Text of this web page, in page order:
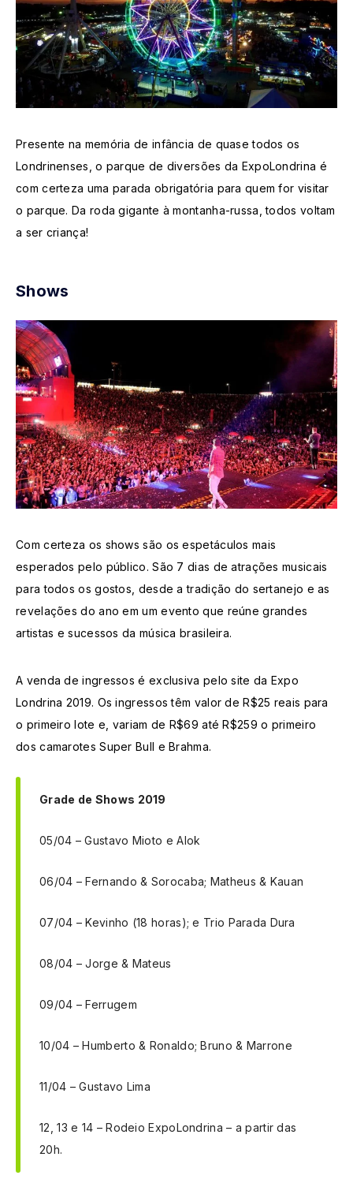
Presente na memória de infância de quase todos os
Londrinenses, o parque de diversões da ExpoLondrina é
com certeza uma parada obrigatória para quem for visitar
o parque. Da roda gigante à montanha-russa, todos voltam
a ser criança!
Shows
Com certeza os shows são os espetáculos mais
esperados pelo público. São 7 dias de atrações musicais
para todos os gostos, desde a tradição do sertanejo e as
revelações do ano em um evento que reúne grandes
artistas e sucessos da música brasileira.
A venda de ingressos é exclusiva pelo site da Expo
Londrina 2019. Os ingressos têm valor de R$25 reais para
o primeiro lote e, variam de R$69 até R$259 o primeiro
dos camarotes Super Bull e Brahma.
Grade de Shows 2019
05/04 – Gustavo Mioto e Alok
06/04 – Fernando & Sorocaba; Matheus & Kauan
07/04 – Kevinho (18 horas); e Trio Parada Dura
08/04 – Jorge & Mateus
09/04 – Ferrugem
10/04 – Humberto & Ronaldo; Bruno & Marrone
11/04 – Gustavo Lima
12, 13 e 14 – Rodeio ExpoLondrina – a partir das
20h.